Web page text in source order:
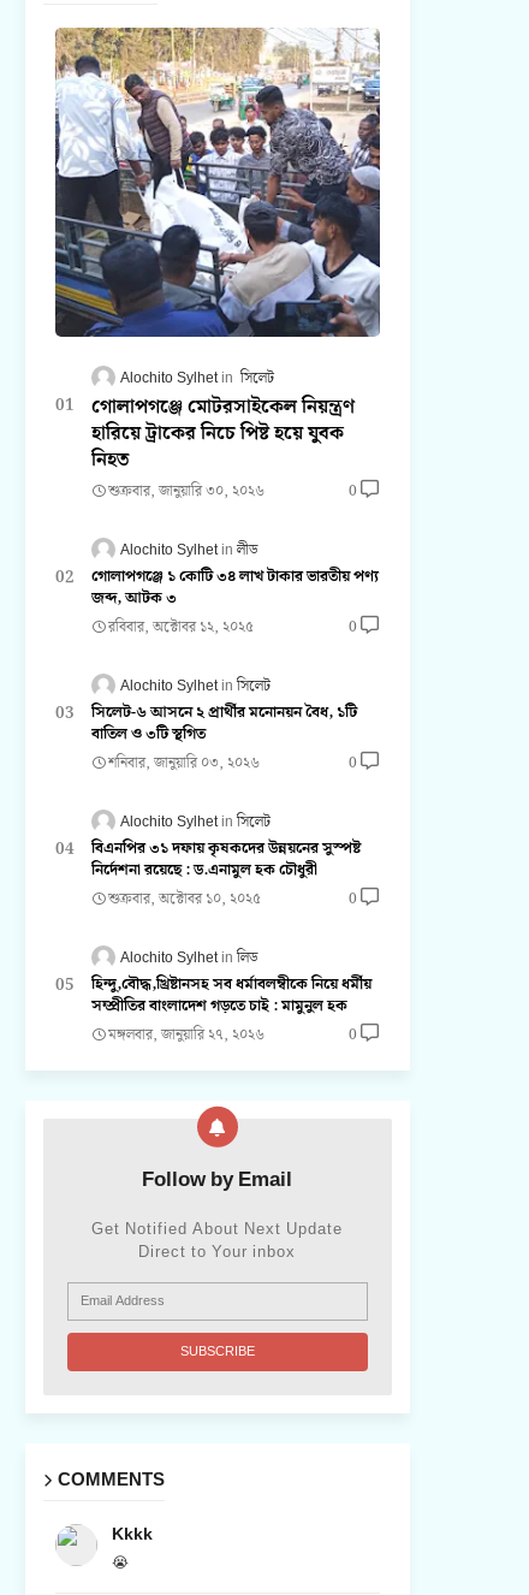
Alochito Sylhet সিলেট
গোলাপগঞ্জে মোটরসাইকেল নিয়ন্ত্রণ
হারিয়ে ট্রাকের নিচে পিষ্ট হয়ে যুবক
নিহত
শুক্রবার, জানুয়ারি ৩০, ২০২৬ 0
Alochito Sylhet লীড
গোলাপগঞ্জে ১ কোটি ৩৪ লাখ টাকার ভারতীয় পণ্য
জব্দ, আটক ৩
রবিবার, অক্টোবর ১২, ২০২৫ 0
Alochito Sylhet সিলেট
সিলেট-৬ আসনে ২ প্রার্থীর মনোনয়ন বৈধ, ১টি
বাতিল ও ৩টি স্থগিত
শনিবার, জানুয়ারি ০৩, ২০২৬ 0
Alochito Sylhet সিলেট
বিএনপির ৩১ দফায় কৃষকদের উন্নয়নের সুস্পষ্ট
নির্দেশনা রয়েছে : ড.এনামুল হক চৌধুরী
শুক্রবার, অক্টোবর ১০, ২০২৫ 0
Alochito Sylhet লিড
হিন্দু,বৌদ্ধ,খ্রিষ্টানসহ সব ধর্মাবলম্বীকে নিয়ে ধর্মীয়
সম্প্রীতির বাংলাদেশ গড়তে চাই : মামুনুল হক
মঙ্গলবার, জানুয়ারি ২৭, ২০২৬ 0
Follow by Email
Get Notified About Next Update
Direct to Your inbox
COMMENTS
Kkkk
😭